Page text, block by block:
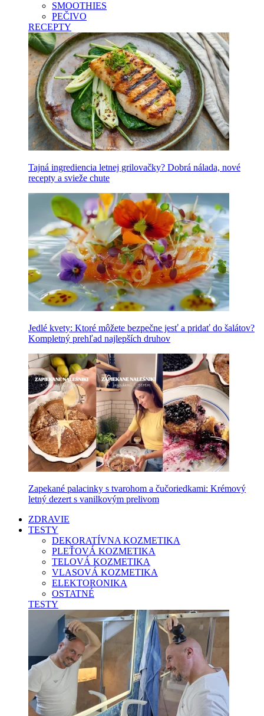
SMOOTHIES
PEČIVO
RECEPTY
Tajná ingrediencia letnej grilovačky? Dobrá nálada, nové
recepty a svieže chute
Jedlé kvety: Ktoré môžete bezpečne jesť a pridať do šalátov?
Kompletný prehľad najlepších druhov
Zapekané palacinky s tvarohom a čučoriedkami: Krémový
letný dezert s vanilkovým prelivom
ZDRAVIE
TESTY
DEKORATÍVNA KOZMETIKA
PLEŤOVÁ KOZMETIKA
TELOVÁ KOZMETIKA
VLASOVÁ KOZMETIKA
ELEKTORONIKA
OSTATNÉ
TESTY